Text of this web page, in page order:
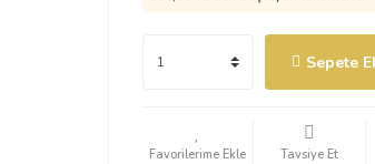
Sepete
Tavsiye Et